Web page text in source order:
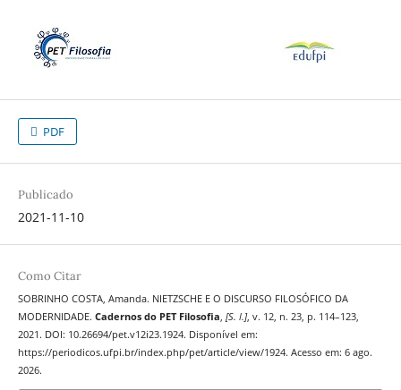
PDF
Publicado
2021-11-10
Como Citar
SOBRINHO COSTA, Amanda. NIETZSCHE E O DISCURSO FILOSÓFICO DA
MODERNIDADE. Cadernos do PET Filosofia, [S. l.], v. 12, n. 23, p. 114–123,
2021. DOI: 10.26694/pet.v12i23.1924. Disponível em:
https://periodicos.ufpi.br/index.php/pet/article/view/1924. Acesso em: 6 ago.
2026.